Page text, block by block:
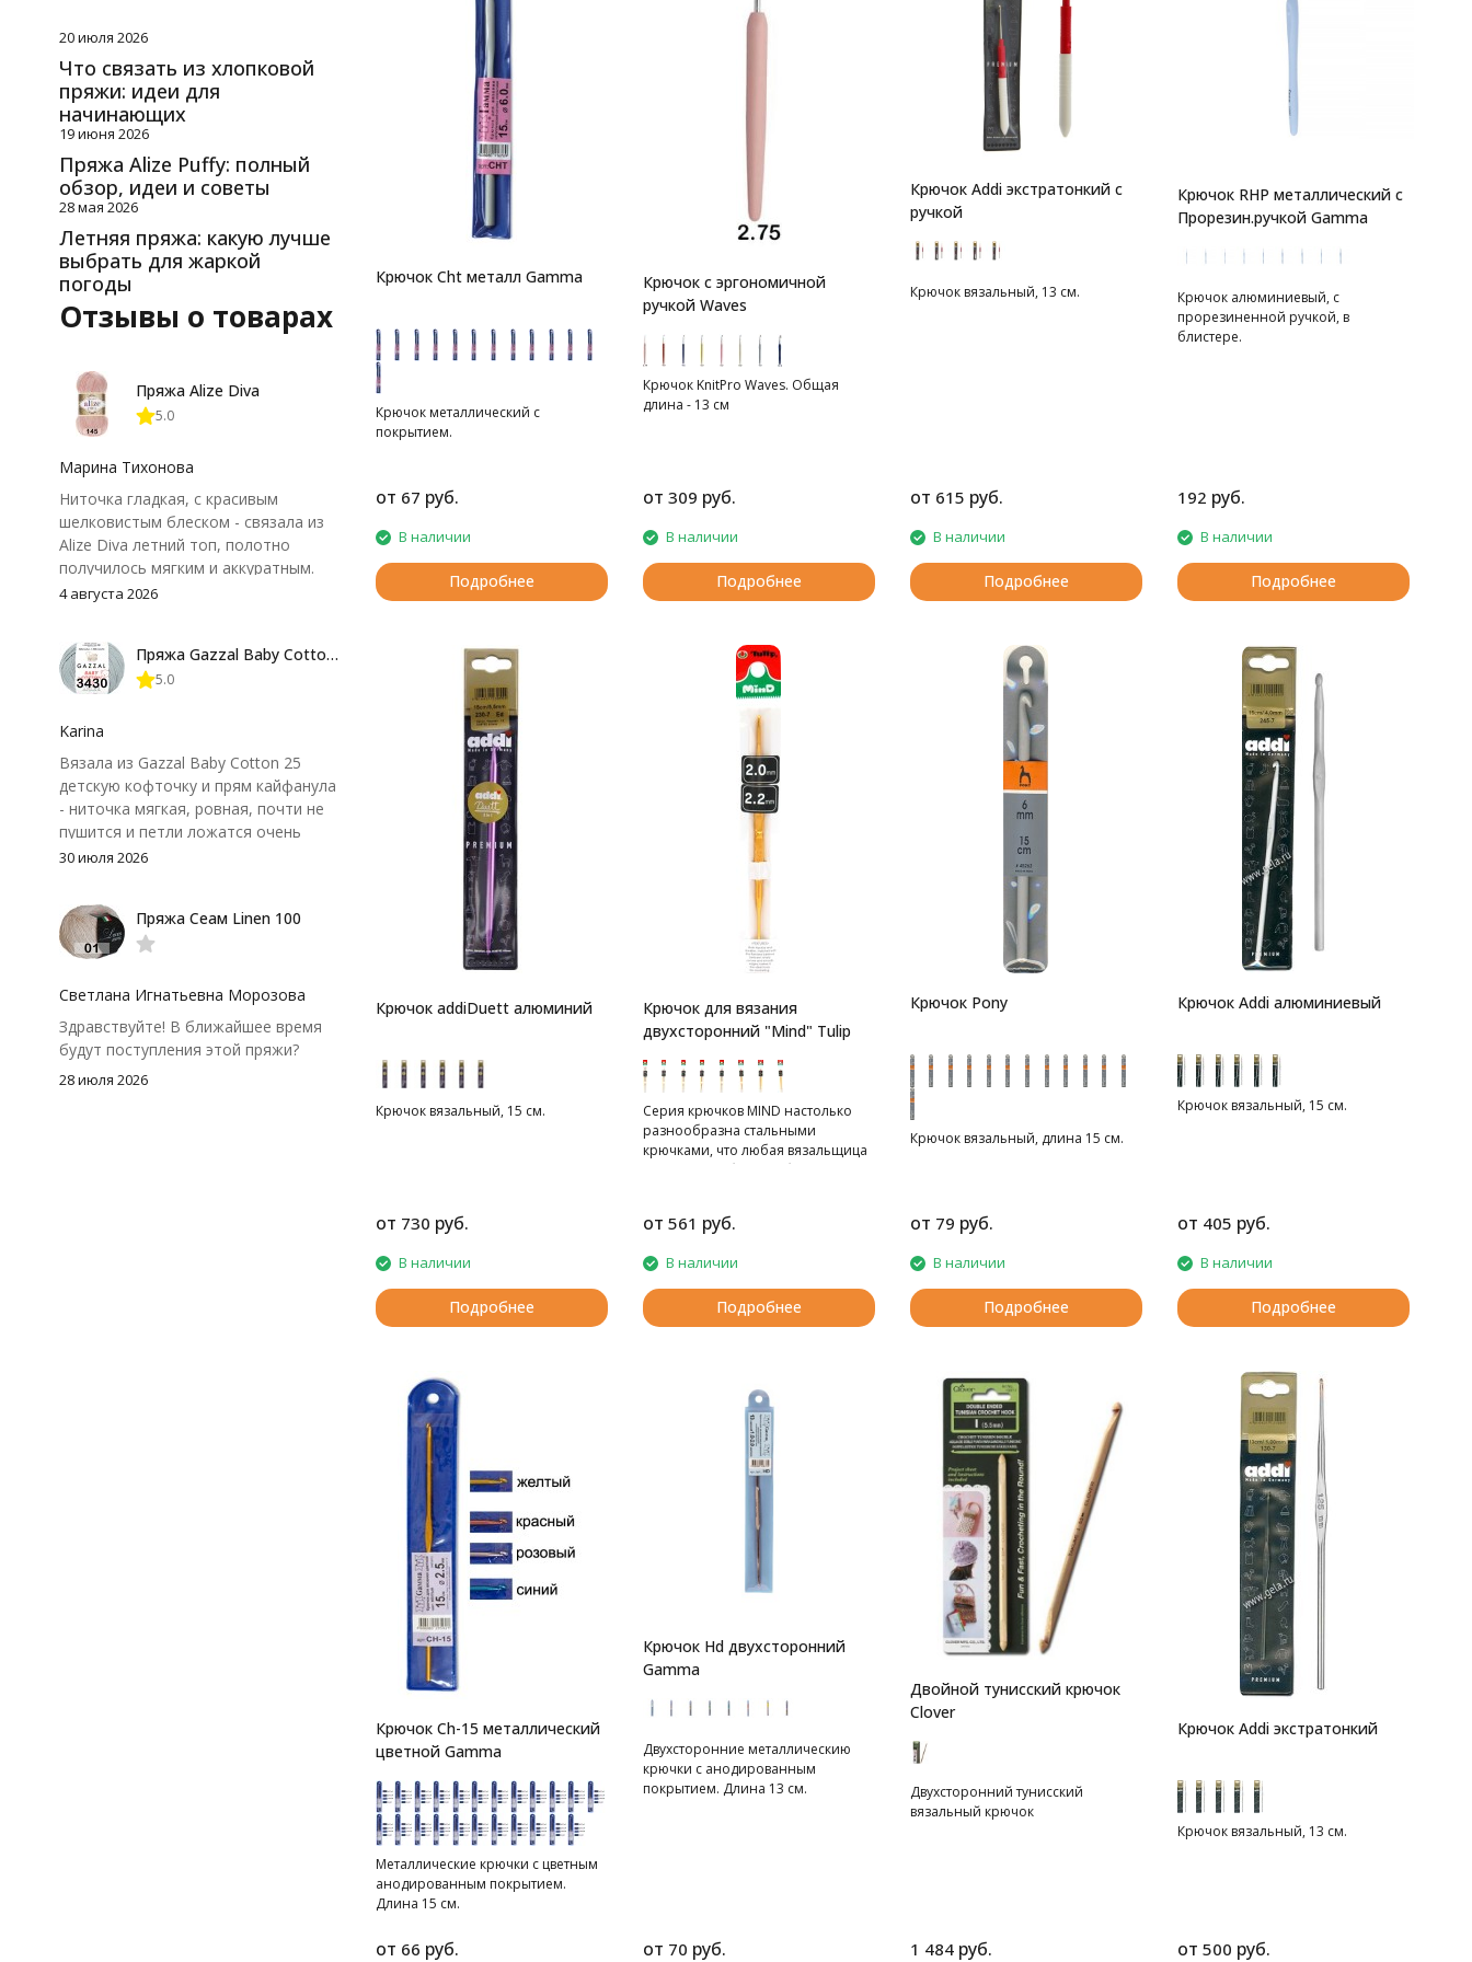
Крючок Cht металл Gamma
Крючок металлический с
покрытием.
от 67 руб.
В наличии
Подробнее
Крючок с эргономичной
ручкой Waves
Крючок KnitPro Waves. Общая
длина - 13 см
от 309 руб.
В наличии
Подробнее
Крючок Addi экстратонкий с
ручкой
Крючок вязальный, 13 см.
от 615 руб.
В наличии
Подробнее
Крючок RHP металлический с
Прорезин.ручкой Gamma
Крючок алюминиевый, с
прорезиненной ручкой, в
блистере.
192 руб.
В наличии
Подробнее
Крючок addiDuett алюминий
Крючок вязальный, 15 см.
от 730 руб.
В наличии
Подробнее
Крючок для вязания
двухсторонний "Mind" Tulip
Серия крючков MIND настолько
разнообразна стальными
крючками, что любая вязальщица
сможет подобрать себе нужный
от 561 руб.
В наличии
Подробнее
Крючок Pony
Крючок вязальный, длина 15 см.
от 79 руб.
В наличии
Подробнее
Крючок Addi алюминиевый
Крючок вязальный, 15 см.
от 405 руб.
В наличии
Подробнее
Крючок Ch-15 металлический
цветной Gamma
Металлические крючки с цветным
анодированным покрытием.
Длина 15 см.
от 66 руб.
Крючок Hd двухсторонний
Gamma
Двухсторонние металлическию
крючки с анодированным
покрытием. Длина 13 см.
от 70 руб.
Двойной тунисский крючок
Clover
Двухсторонний тунисский
вязальный крючок
1 484 руб.
Крючок Addi экстратонкий
Крючок вязальный, 13 см.
от 500 руб.
20 июля 2026
Что связать из хлопковой
пряжи: идеи для
начинающих
19 июня 2026
Пряжа Alize Puffy: полный
обзор, идеи и советы
28 мая 2026
Летняя пряжа: какую лучше
выбрать для жаркой
погоды
Отзывы о товарах
Пряжа Alize Diva
5.0
Марина Тихонова
Ниточка гладкая, с красивым
шелковистым блеском - связала из
Alize Diva летний топ, полотно
получилось мягким и аккуратным.
Петли хорошо видны, вяжется
нюанс - пряжа немного скользит и
иногда расслаивается, пришлось
крючок поудобнее.
4 августа 2026
Пряжа Gazzal Baby Cotton 25
5.0
Karina
Вязала из Gazzal Baby Cotton 25
детскую кофточку и прям кайфанула
- ниточка мягкая, ровная, почти не
пушится и петли ложатся очень
аккуратно. После стирки полотно
потеряло, цвет тоже не стал
тусклее. Единственный нюанс -
моточки маленькие, расход лучше
чуть-чуть не хватило))
30 июля 2026
Пряжа Сеам Linen 100
Светлана Игнатьевна Морозова
Здравствуйте! В ближайшее время
будут поступления этой пряжи?
28 июля 2026